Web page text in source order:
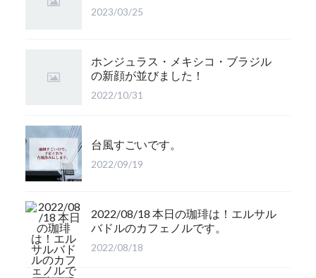
2023/03/25
ホンジュラス・メキシコ・ブラジル
の新顔が並びました！
2022/10/31
台風すごいです。
2022/09/19
2022/08/18 本日の珈琲は！エルサル
バドルのカフェノルです。
2022/08/18